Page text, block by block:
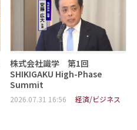
株式会社識学 第1回
SHIKIGAKU High-Phase
Summit
2026.07.31 16:56 経済/ビジネス